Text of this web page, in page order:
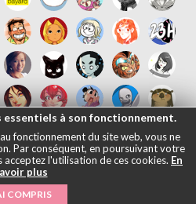
語|Mentions légales
2026
à son fonctionnement.
fonctionnement du site web, vous ne
Par conséquent, en poursuivant votre
l'utilisation de ces cookies. En
plus
COMPRIS